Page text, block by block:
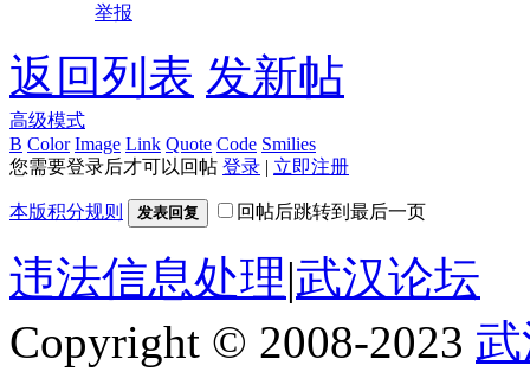
举报
返回列表 发新帖
高级模式
B Color Image Link Quote Code Smilies
您需要登录后才可以回帖 登录 | 立即注册
本版积分规则 发表回复 回帖后跳转到最后一页
违法信息处理|武汉论坛
Copyright © 2008-2023